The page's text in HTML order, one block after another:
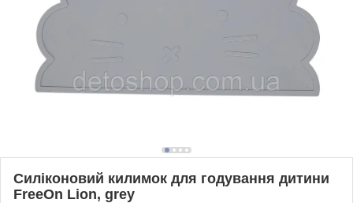
Силіконовий килимок для годування дитини
FreeOn Lion, grey